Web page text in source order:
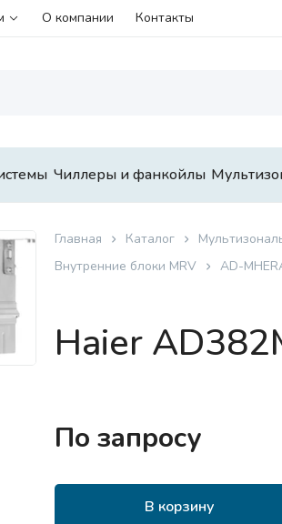
О компании Контакты
Чиллеры и фанкойлы
Главная Каталог
Внутренние блоки MRV
AD-
Haier
По запросу
В корзину